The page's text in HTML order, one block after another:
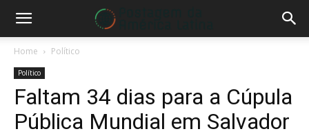
Home Político
Político
Faltam 34 dias para a Cúpula
Pública Mundial em Salvador